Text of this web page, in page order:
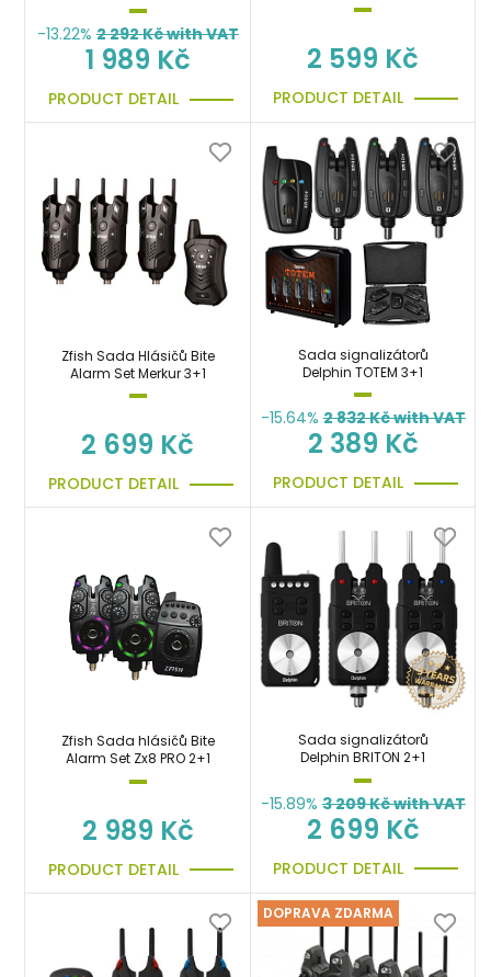
-13.22% 2 292Kč with VAT
1 989 Kč
PRODUCT DETAIL
2 599 Kč
PRODUCT DETAIL
Zfish Sada Hlásičů Bite
Alarm Set Merkur 3+1
2 699 Kč
PRODUCT DETAIL
Sada signalizátorů
Delphin TOTEM 3+1
-15.64% 2 832Kč with VAT
2 389 Kč
PRODUCT DETAIL
Zfish Sada hlásičů Bite
Alarm Set Zx8 PRO 2+1
2 989 Kč
PRODUCT DETAIL
Sada signalizátorů
Delphin BRITON 2+1
-15.89% 3 209Kč with VAT
2 699 Kč
PRODUCT DETAIL
DOPRAVA ZDARMA